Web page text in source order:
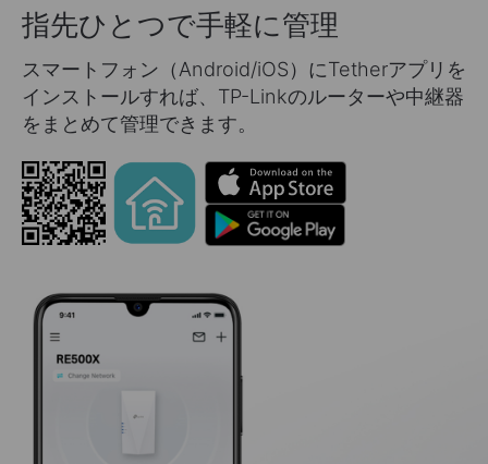
指先ひとつで手軽に管理
スマートフォン（Android/iOS）にTetherアプリを
インストールすれば、TP-Linkのルーターや中継器
をまとめて管理できます。